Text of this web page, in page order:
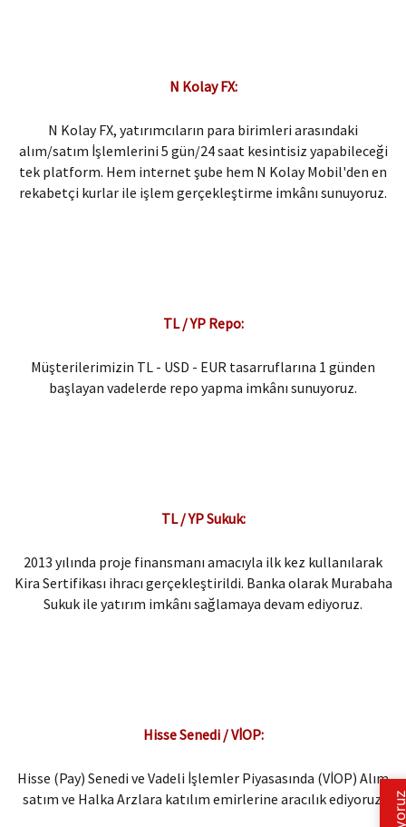
N Kolay FX:
N Kolay FX, yatırımcıların para birimleri arasındaki
alım/satım İşlemlerini 5 gün/24 saat kesintisiz yapabileceği
tek platform. Hem internet şube hem N Kolay Mobil'den en
rekabetçi kurlar ile işlem gerçekleştirme imkânı sunuyoruz.
TL / YP Repo:​
Müşterilerimizin TL - USD - EUR tasarruflarına 1 günden
başlayan vadelerde repo yapma imkânı sunuyoruz.
TL / YP Sukuk:
2013 yılında proje finansmanı amacıyla ilk kez kullanılarak
Kira Sertifikası ihracı gerçekleştirildi. Banka olarak Murabaha
Sukuk ile yatırım imkânı sağlamaya devam ediyoruz.
Hisse Senedi / VİOP:
Hisse (Pay) Senedi ve Vadeli İşlemler Piyasasında (VİOP) Alım
satım ve Halka Arzlara katılım emirlerine aracılık ediyoruz.